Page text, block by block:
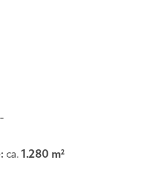
ca.1.280 m²